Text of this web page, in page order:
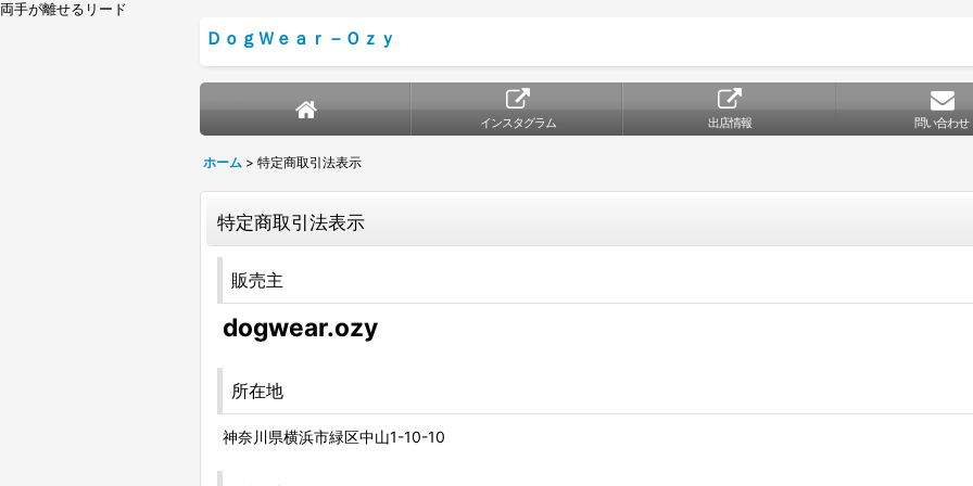
両手が離せるリード
ＤｏｇＷｅａｒ－Ｏｚｙ
インスタグラム 出店情報 問い合わせ
ホーム > 特定商取引法表示
特定商取引法表示
販売主
dogwear.ozy
所在地
神奈川県横浜市緑区中山1-10-10